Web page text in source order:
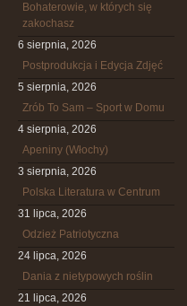
Bohaterowie, w których się
zakochasz
6 sierpnia, 2026
Postprodukcja i Edycja Zdjęć
5 sierpnia, 2026
Zrób To Sam – Sport w Domu
4 sierpnia, 2026
Apeniny (Włochy)
3 sierpnia, 2026
Polska Literatura w Centrum
31 lipca, 2026
Odzież Patriotyczna
24 lipca, 2026
Dania z nietypowych roślin
21 lipca, 2026